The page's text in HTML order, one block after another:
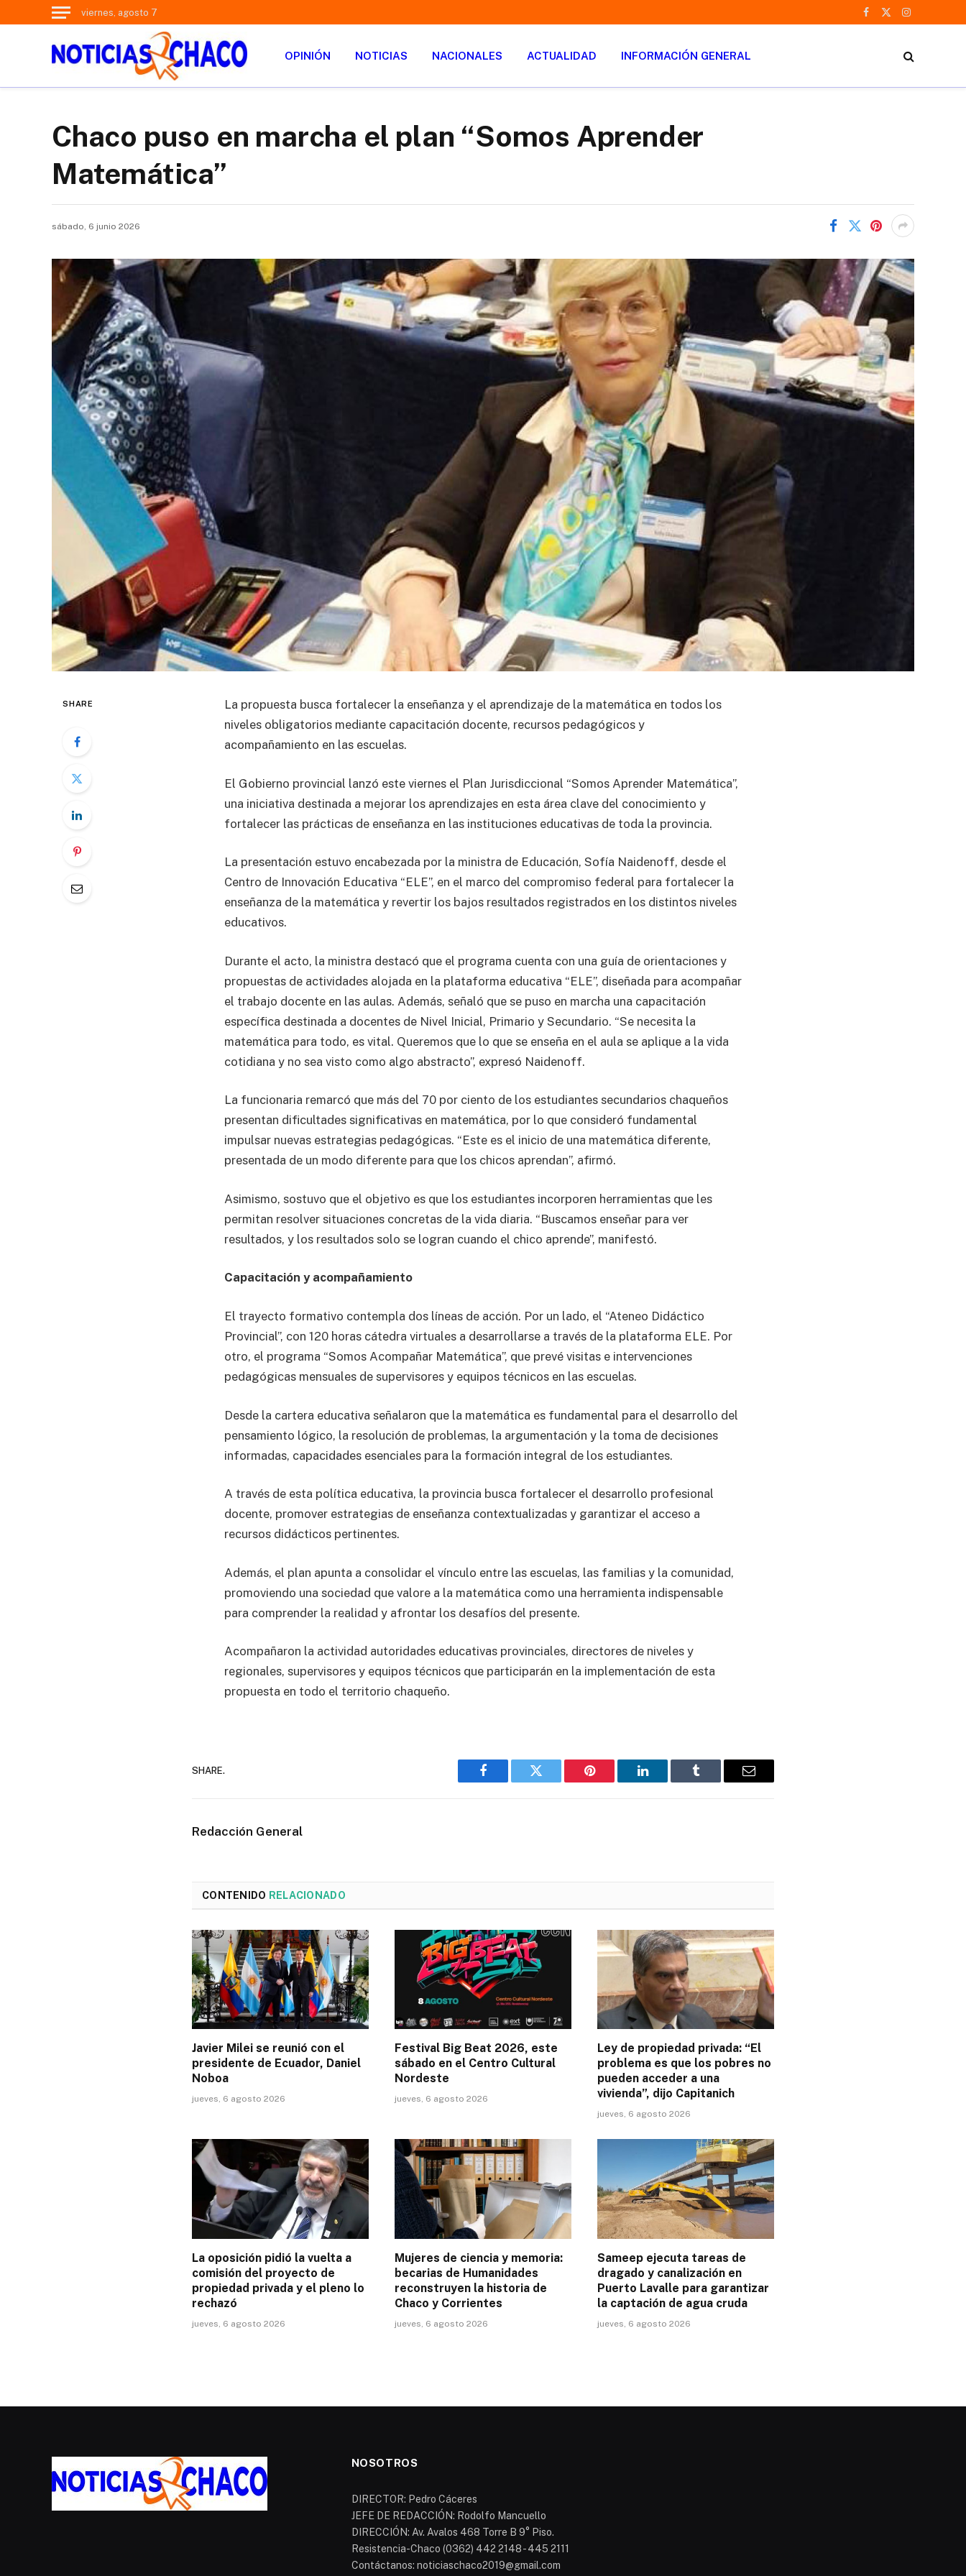
viernes, agosto 7
Facebook
X
Instagram
OPINIÓN NOTICIAS NACIONALES ACTUALIDAD INFORMACIÓN GENERAL
Chaco puso en marcha el plan “Somos Aprender
Matemática”
sábado, 6 junio 2026
SHARE
La propuesta busca fortalecer la enseñanza y el aprendizaje de la matemática en todos los
niveles obligatorios mediante capacitación docente, recursos pedagógicos y
acompañamiento en las escuelas.
El Gobierno provincial lanzó este viernes el Plan Jurisdiccional “Somos Aprender Matemática”,
una iniciativa destinada a mejorar los aprendizajes en esta área clave del conocimiento y
fortalecer las prácticas de enseñanza en las instituciones educativas de toda la provincia.
La presentación estuvo encabezada por la ministra de Educación, Sofía Naidenoff, desde el
Centro de Innovación Educativa “ELE”, en el marco del compromiso federal para fortalecer la
enseñanza de la matemática y revertir los bajos resultados registrados en los distintos niveles
educativos.
Durante el acto, la ministra destacó que el programa cuenta con una guía de orientaciones y
propuestas de actividades alojada en la plataforma educativa “ELE”, diseñada para acompañar
el trabajo docente en las aulas. Además, señaló que se puso en marcha una capacitación
específica destinada a docentes de Nivel Inicial, Primario y Secundario. “Se necesita la
matemática para todo, es vital. Queremos que lo que se enseña en el aula se aplique a la vida
cotidiana y no sea visto como algo abstracto”, expresó Naidenoff.
La funcionaria remarcó que más del 70 por ciento de los estudiantes secundarios chaqueños
presentan dificultades significativas en matemática, por lo que consideró fundamental
impulsar nuevas estrategias pedagógicas. “Este es el inicio de una matemática diferente,
presentada de un modo diferente para que los chicos aprendan”, afirmó.
Asimismo, sostuvo que el objetivo es que los estudiantes incorporen herramientas que les
permitan resolver situaciones concretas de la vida diaria. “Buscamos enseñar para ver
resultados, y los resultados solo se logran cuando el chico aprende”, manifestó.
Capacitación y acompañamiento
El trayecto formativo contempla dos líneas de acción. Por un lado, el “Ateneo Didáctico
Provincial”, con 120 horas cátedra virtuales a desarrollarse a través de la plataforma ELE. Por
otro, el programa “Somos Acompañar Matemática”, que prevé visitas e intervenciones
pedagógicas mensuales de supervisores y equipos técnicos en las escuelas.
Desde la cartera educativa señalaron que la matemática es fundamental para el desarrollo del
pensamiento lógico, la resolución de problemas, la argumentación y la toma de decisiones
informadas, capacidades esenciales para la formación integral de los estudiantes.
A través de esta política educativa, la provincia busca fortalecer el desarrollo profesional
docente, promover estrategias de enseñanza contextualizadas y garantizar el acceso a
recursos didácticos pertinentes.
Además, el plan apunta a consolidar el vínculo entre las escuelas, las familias y la comunidad,
promoviendo una sociedad que valore a la matemática como una herramienta indispensable
para comprender la realidad y afrontar los desafíos del presente.
Acompañaron la actividad autoridades educativas provinciales, directores de niveles y
regionales, supervisores y equipos técnicos que participarán en la implementación de esta
propuesta en todo el territorio chaqueño.
SHARE.
Facebook Twitter Pinterest LinkedIn Tumblr Email
Redacción General
CONTENIDO RELACIONADO
Javier Milei se reunió con el
presidente de Ecuador, Daniel
Noboa
jueves, 6 agosto 2026
Festival Big Beat 2026, este
sábado en el Centro Cultural
Nordeste
jueves, 6 agosto 2026
Ley de propiedad privada: “El
problema es que los pobres no
pueden acceder a una
vivienda”, dijo Capitanich
jueves, 6 agosto 2026
La oposición pidió la vuelta a
comisión del proyecto de
propiedad privada y el pleno lo
rechazó
jueves, 6 agosto 2026
Mujeres de ciencia y memoria:
becarias de Humanidades
reconstruyen la historia de
Chaco y Corrientes
jueves, 6 agosto 2026
Sameep ejecuta tareas de
dragado y canalización en
Puerto Lavalle para garantizar
la captación de agua cruda
jueves, 6 agosto 2026
NOSOTROS
DIRECTOR: Pedro Cáceres
JEFE DE REDACCIÓN: Rodolfo Mancuello
DIRECCIÓN: Av. Avalos 468 Torre B 9° Piso.
Resistencia-Chaco (0362) 442 2148 - 445 2111
Contáctanos: noticiaschaco2019@gmail.com